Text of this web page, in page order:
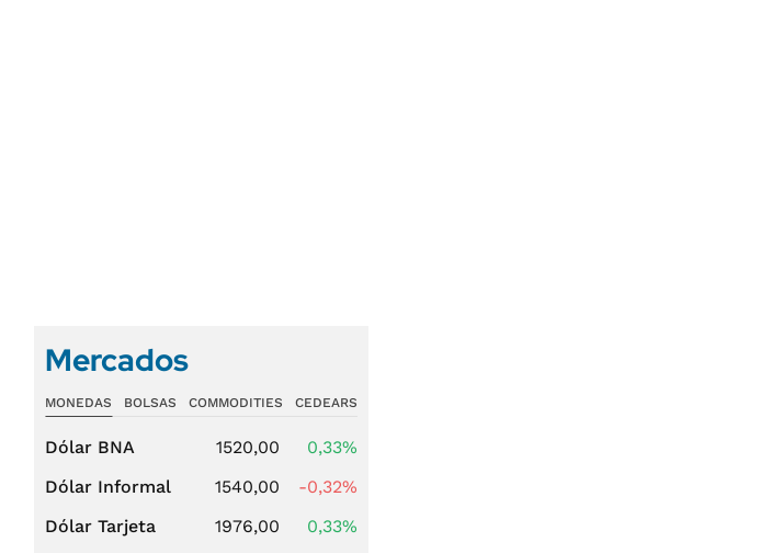
Mercados
MONEDAS BOLSAS COMMODITIES CEDEARS
Dólar BNA 1520,00
0,33%
Dólar Informal
1540,00
-0,32%
Dólar Tarjeta
1976,00
0,33%